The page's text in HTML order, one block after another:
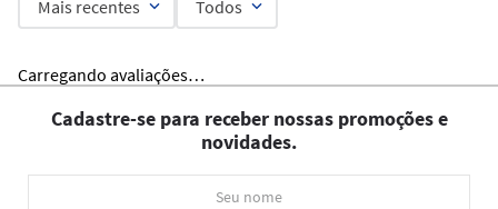
Mais recentes Todos
Carregando avaliações…
Cadastre-se para receber nossas promoções e
novidades.